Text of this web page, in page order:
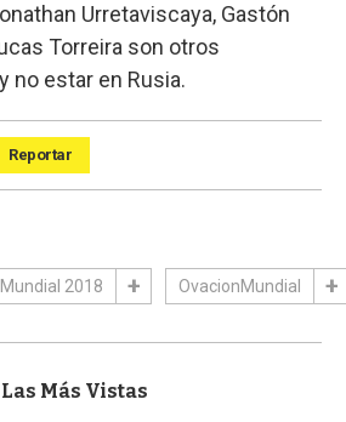
Urretaviscaya, Gastón
Torreira son otros
no estar en Rusia.
Reportar
Mundial 2018 OvacionMundial
Las Más Vistas